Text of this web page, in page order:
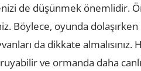
de düşünmek önemlidir.
Böylece, oyunda
da dikkate almalısınız.
ve ormanda daha